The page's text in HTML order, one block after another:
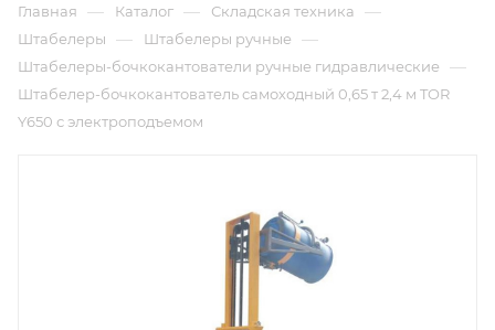
Главная — Каталог — Складская техника —
Штабелеры — Штабелеры ручные —
Штабелеры-бочкокантователи ручные гидравлические —
Штабелер-бочкокантователь самоходный 0,65 т 2,4 м TOR
Y650 с электроподъемом